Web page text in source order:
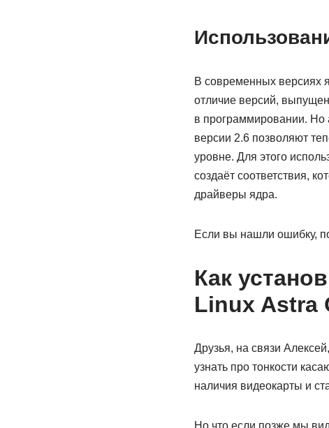
В современных версиях
отличие версий,
в программировании. Но
версии 2.6 позволяют
уровне. Для этого
создаёт соответствия,
драйверы ядра.
Если вы нашли ошибку,
Как
Linux Astra
Друзья, на связи
узнать про тонкости
наличия видеокарты и
Но что если позже мы